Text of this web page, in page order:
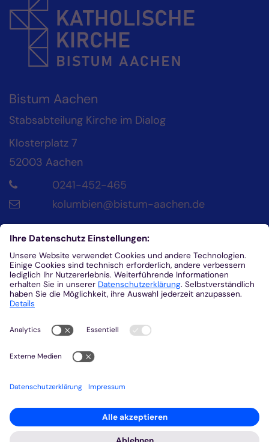
Bistum Aachen
Stabsabteilung Kirche im Dialog
Klosterplatz 7
52003 Aachen
0241-452-465
kolumbien@bistum-aachen.de
Kontakt
Diözesanrat der Katholik*innen im Bistum
Aachen
Klosterplatz 4
helena.fuhrmann@dr-aachen.de
Webseite